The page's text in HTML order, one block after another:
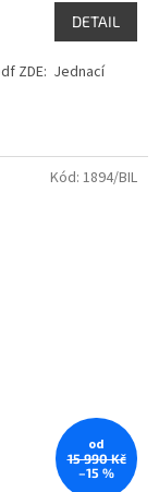
DETAIL
ZDE: Jednací
od
15 990 Kč
–15 %
Kód: 1894/BIL